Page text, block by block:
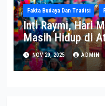
Fakta Budaya Dan Tradisi
Inti Raymi, Hari
Masih Hidup di
NOV 29, 2025 ADMIN